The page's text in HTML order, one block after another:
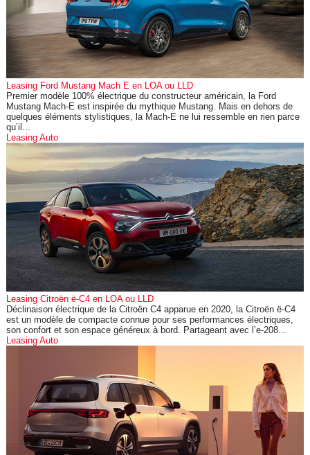
Leasing Ford Mustang Mach E en LOA ou LLD
Premier modèle 100% électrique du constructeur américain, la Ford
Mustang Mach-E est inspirée du mythique Mustang. Mais en dehors de
quelques éléments stylistiques, la Mach-E ne lui ressemble en rien parce
qu’il...
Leasing Auto
Leasing Citroën ë-C4 en LOA ou LLD
Déclinaison électrique de la Citroën C4 apparue en 2020, la Citroën ë-C4
est un modèle de compacte connue pour ses performances électriques,
son confort et son espace généreux à bord. Partageant avec l’e-208...
Leasing Auto